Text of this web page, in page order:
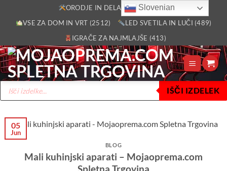
ORODJE IN DELAVNICA (2805)
VSE ZA DOM IN VRT (2512)
LED SVETILA IN LUČI (489)
IGRAČE ZA NAJMLAJŠE (413)
Products
search
IŠČI IZDELEK
05
Jun
BLOG
Mali kuhinjski aparati – Mojaoprema.com
Slovenian